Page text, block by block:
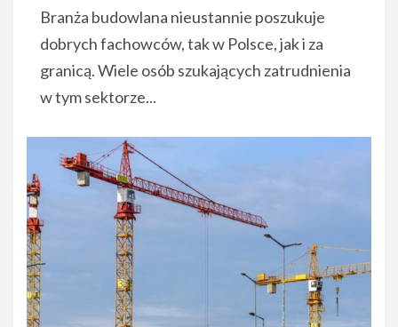
Branża budowlana nieustannie poszukuje
dobrych fachowców, tak w Polsce, jak i za
granicą. Wiele osób szukających zatrudnienia
w tym sektorze...